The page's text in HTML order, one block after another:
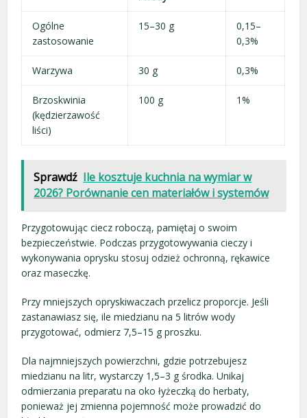
Ogólne
zastosowanie
15–30 g
0,15–
0,3%
Warzywa 30 g 0,3%
Brzoskwinia
(kędzierzawość
liści)
100 g 1%
Sprawdź Ile kosztuje kuchnia na wymiar w
2026? Porównanie cen materiałów i systemów
Przygotowując ciecz roboczą, pamiętaj o swoim
bezpieczeństwie. Podczas przygotowywania cieczy i
wykonywania oprysku stosuj odzież ochronną, rękawice
oraz maseczkę.
Przy mniejszych opryskiwaczach przelicz proporcje. Jeśli
zastanawiasz się, ile miedzianu na 5 litrów wody
przygotować, odmierz 7,5–15 g proszku.
Dla najmniejszych powierzchni, gdzie potrzebujesz
miedzianu na litr, wystarczy 1,5–3 g środka. Unikaj
odmierzania preparatu na oko łyżeczką do herbaty,
ponieważ jej zmienna pojemność może prowadzić do